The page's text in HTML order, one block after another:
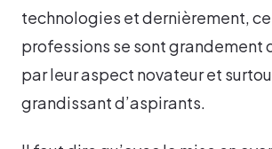
technologies et dernièrement,
professions se sont grandement
par leur aspect novateur et
grandissant d’aspirants.